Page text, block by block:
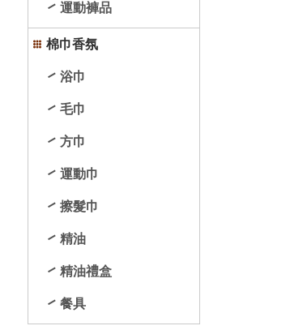
運動褲品
棉巾香氛
浴巾
毛巾
方巾
運動巾
擦髮巾
精油
精油禮盒
餐具